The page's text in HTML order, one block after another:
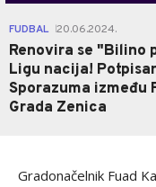
FUDBAL 20.06.2024.
Renovira se "Bilino
Ligu nacija!
Sporazuma između
Grada Zenica
Gradonačelnik Fuad